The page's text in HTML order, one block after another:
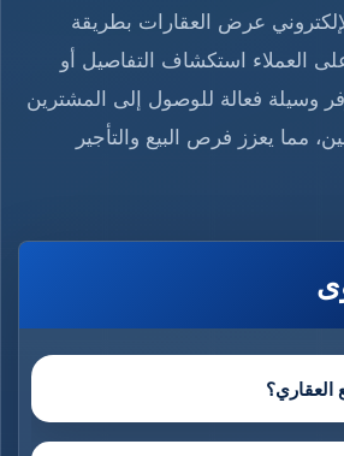
الإلكتروني عرض العقارات بطريقة
العملاء استكشاف التفاصيل أو
وسيلة فعالة للوصول إلى المشترين
مما يعزز فرص البيع والتأجير
العقاري؟